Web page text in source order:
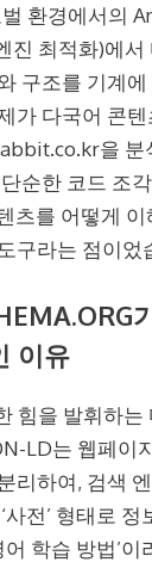
환경에서의
최적화)에서
구조를 기계에
가 다국어 콘텐
을 분
순한 코드 조
츠를 어떻게
구라는 점이었
이유
힘을 발휘하는
LD는 웹페이
리하여, 검색
전’ 형태로
학습 방법’이